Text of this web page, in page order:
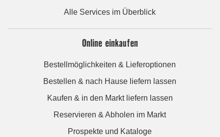
Alle Services im Überblick
Online einkaufen
Bestellmöglichkeiten & Lieferoptionen
Bestellen & nach Hause liefern lassen
Kaufen & in den Markt liefern lassen
Reservieren & Abholen im Markt
Prospekte und Kataloge